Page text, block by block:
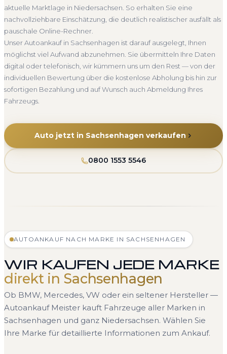
Seit 2010 4.800+ Ankäufe
Komplettservice
Niedersachsen
aktuelle Marktlage in Niedersachsen. So erhalten Sie eine
nachvollziehbare Einschätzung, die deutlich realistischer ausfällt als
pauschale Online-Rechner.
Unser Autoankauf in Sachsenhagen ist darauf ausgelegt, Ihnen
möglichst viel Aufwand abzunehmen. Sie übermitteln Ihre Daten
digital oder telefonisch, wir kümmern uns um den Rest — von der
individuellen Bewertung über die kostenlose Abholung bis hin zur
sofortigen Bezahlung und auf Wunsch auch Abmeldung Ihres
Fahrzeugs.
Auto jetzt in Sachsenhagen verkaufen
0800 1553 5546
AUTOANKAUF NACH MARKE IN SACHSENHAGEN
WIR KAUFEN JEDE MARKE
direkt in Sachsenhagen
Ob BMW, Mercedes, VW oder ein seltener Hersteller —
Autoankauf Meister kauft Fahrzeuge aller Marken in
Sachsenhagen und ganz Niedersachsen. Wählen Sie
Ihre Marke für detaillierte Informationen zum Ankauf.